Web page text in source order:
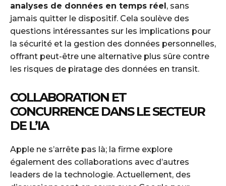
analyses de données en temps réel, sans
jamais quitter le dispositif. Cela soulève des
questions intéressantes sur les implications pour
la sécurité et la gestion des données personnelles,
offrant peut-être une alternative plus sûre contre
les risques de piratage des données en transit.
COLLABORATION ET
CONCURRENCE DANS LE SECTEUR
DE L’IA
Apple ne s’arrête pas là; la firme explore
également des collaborations avec d’autres
leaders de la technologie. Actuellement, des